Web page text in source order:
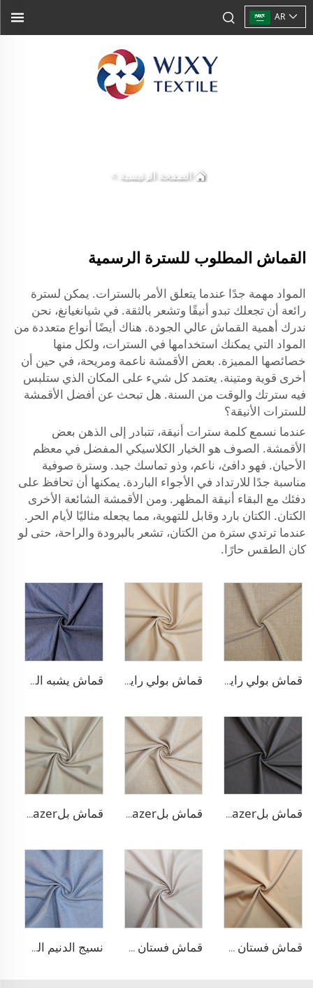
AR
الصفحة الرئيسية >
القماش المطلوب للسترة الرسمية
المواد مهمة جدًا عندما يتعلق الأمر بالسترات. يمكن لسترة
رائعة أن تجعلك تبدو أنيقًا وتشعر بالثقة. في شيانغيانغ، نحن
ندرك أهمية القماش عالي الجودة. هناك أيضًا أنواع متعددة من
المواد التي يمكنك استخدامها في السترات، ولكل منها
خصائصها المميزة. بعض الأقمشة ناعمة ومريحة، في حين أن
أخرى قوية ومتينة. يعتمد كل شيء على المكان الذي ستلبس
فيه سترتك والوقت من السنة. هل تبحث عن أفضل الأقمشة
للسترات الأنيقة؟
عندما نسمع كلمة سترات أنيقة، تتبادر إلى الذهن بعض
الأقمشة. الصوف هو الخيار الكلاسيكي المفضل في معظم
الأحيان. فهو دافئ، ناعم، وذو تماسك جيد. وسترة صوفية
مناسبة جدًا للارتداد في الأجواء الباردة. يمكنها أن تحافظ على
دفئك مع البقاء أنيقة المظهر. ومن الأقمشة الشائعة الأخرى
الكتان. الكتان بارد وقابل للتهوية، مما يجعله مثاليًا لأيام الحر.
عندما ترتدي سترة من الكتان، تشعر بالبرودة والراحة، حتى لو
كان الطقس حارًا.
قماش بولي رايون مطاطي للبناطلين قماش بولي رايون لسترة البلازر قماش يشبه الدنيم من البوليستر والرايون
قماش بلazer مطاطي من مادة TR قماش بلazer يشبه الكتان من مادة TR قماش بلazer بتصميم الحبّار من مادة TR
قماش فستان منسوج مزدوج من مادة TR قماش فستان منسوج مزدوج من مادة TR نسيج الدنيم المشابه للبولي ليوسيل